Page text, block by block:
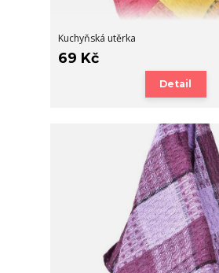
Kuchyňská utěrka
69 Kč
Detail